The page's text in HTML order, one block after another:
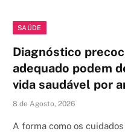
SAÚDE
Diagnóstico
adequado podem
vida saudável por
8 de Agosto, 2026
A forma como os